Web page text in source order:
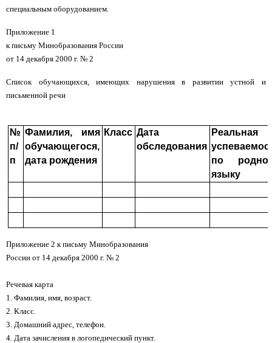
специальным оборудованием.
Приложение 1
к письму Минобразования России
от 14 декабря 2000 г. № 2
Список обучающихся, имеющих нарушения в развитии устной и
письменной речи
№
п/
п
Фамилия, имя
обучающегося,
дата рождения
Класс Дата
обследования
Реальная
по
языку
Приложение 2 к письму Минобразования
России от 14 декабря 2000 г. № 2
Речевая карта
1. Фамилия, имя, возраст.
2. Класс.
3. Домашний адрес, телефон.
4. Дата зачисления в логопедический пункт.